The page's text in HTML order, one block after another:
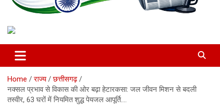
kotwar.in
Home राज्य
छत्तीसगढ़
नक्सल प्रभाव से विकास की ओर बढ़ा हेटारकसा: जल जीवन मिशन से बदली
तस्वीर, 63 घरों में नियमित शुद्ध पेयजल आपूर्ति….